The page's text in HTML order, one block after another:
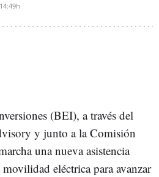
14:49h
(BEI), a través del
y junto a la Comisión
una nueva asistencia
eléctrica para avanzar